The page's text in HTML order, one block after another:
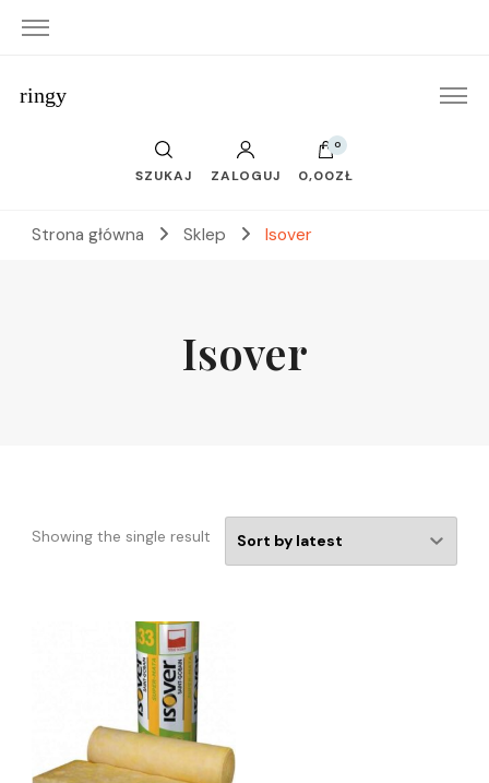
ringy
SZUKAJ ZALOGUJ
0
0,00ZŁ
Strona główna Sklep Isover
Isover
Showing the single result